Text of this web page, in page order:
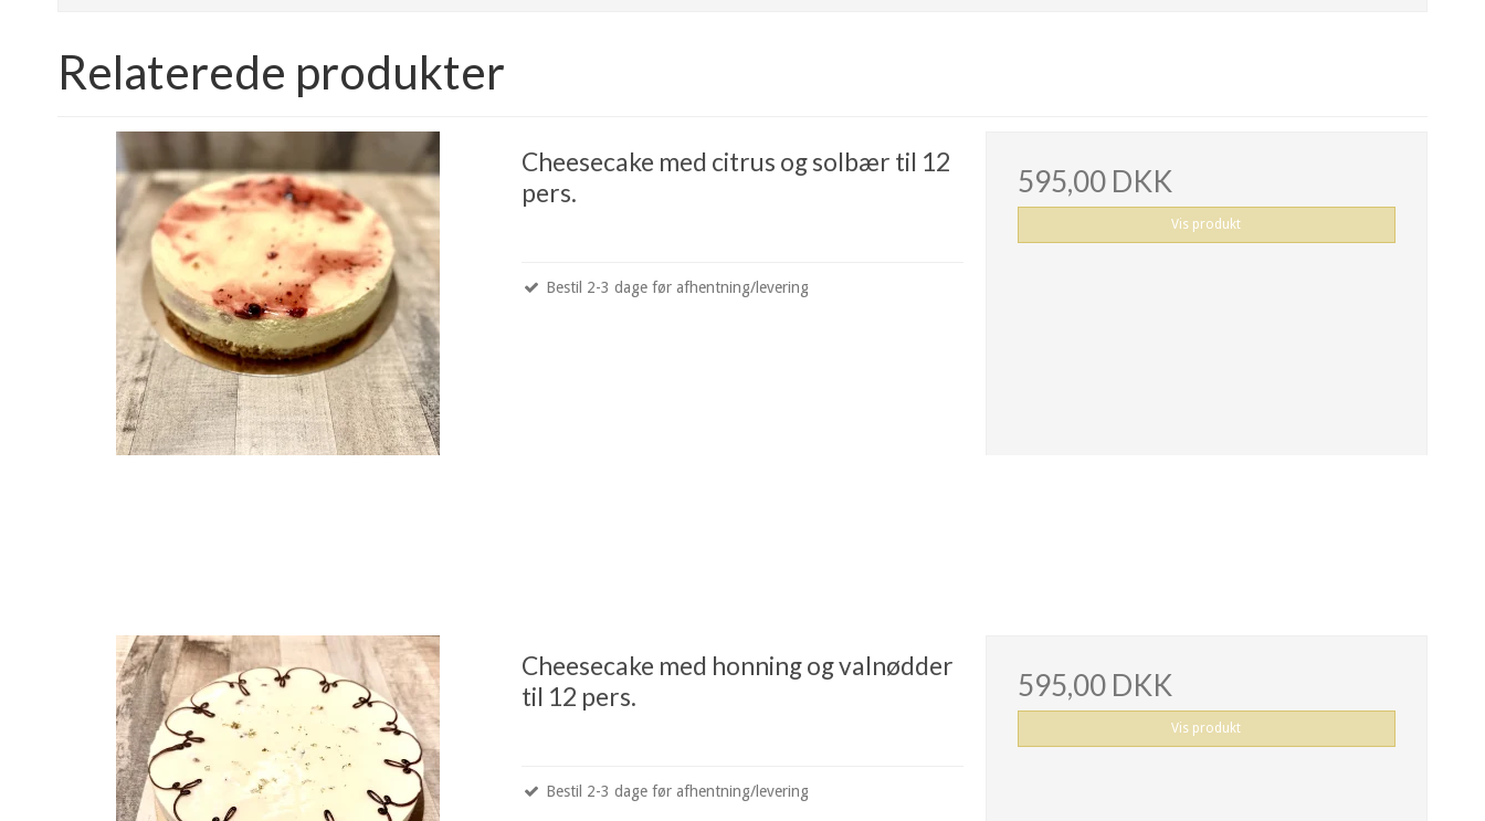
Relaterede produkter
Cheesecake med citrus og solbær til 12
pers.
Bestil 2-3 dage før afhentning/levering
595,00 DKK
Vis produkt
Cheesecake med honning og valnødder
til 12 pers.
Bestil 2-3 dage før afhentning/levering
595,00 DKK
Vis produkt